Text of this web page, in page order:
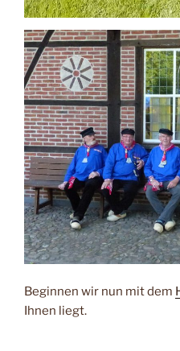
Beginnen wir nun mit dem
Ihnen liegt.